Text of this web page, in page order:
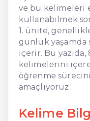
ve bu kelimeleri
kullanabilmek
1. ünite,
günlük yaşamda
içerir. Bu yazıda,
kelimelerini
öğrenme
amaçlıyoruz.
Kelime